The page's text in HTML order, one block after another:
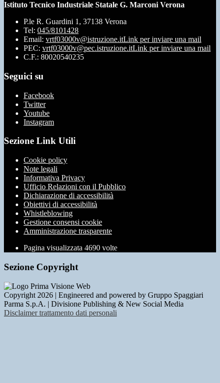
Istituto Tecnico Industriale Statale G. Marconi Verona
P.le R. Guardini 1, 37138 Verona
Tel: 045/8101428
Email: vrtf03000v@istruzione.itLink per inviare una mail
PEC: vrtf03000v@pec.istruzione.itLink per inviare una mail
C.F.: 80020540235
Seguici su
Facebook
Twitter
Youtube
Instagram
Sezione Link Utili
Cookie policy
Note legali
Informativa Privacy
Ufficio Relazioni con il Pubblico
Dichiarazione di accessibilità
Obiettivi di accessibilità
Whistleblowing
Gestione consensi cookie
Amministrazione trasparente
Pagina visualizzata 4690 volte
Sezione Copyright
Copyright 2026 | Engineered and powered by Gruppo Spaggiari
Parma S.p.A. | Divisione Publishing & New Social Media
Disclaimer trattamento dati personali